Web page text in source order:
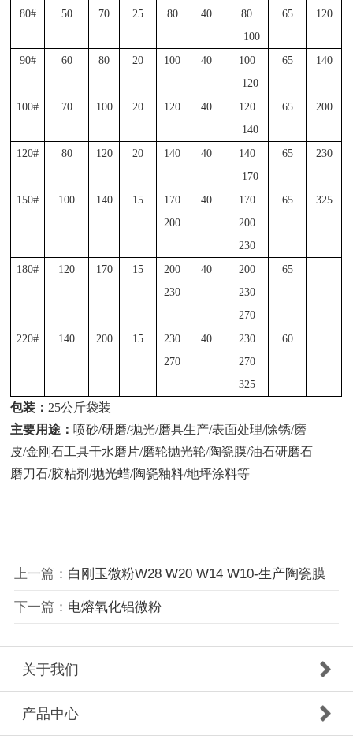
80# 50 70 25 80 40
80
100
65 120
90# 60 80 20 100 40
100
120
65 140
100# 70 100 20 120 40
120
140
65 200
120# 80 120 20 140 40
140
170
65 230
150# 100 140 15
170
200
40
170
200
230
65 325
180# 120 170 15
200
230
40
200
230
270
65
220# 140 200 15
230
270
40
230
270
325
60
包装： 25公斤袋装
主要用途： 喷砂/研磨/抛光/磨具生产/表面处理/除锈/磨
皮/金刚石工具干水磨片/磨轮抛光轮/陶瓷膜/油石研磨石
磨刀石/胶粘剂/抛光蜡/陶瓷釉料/地坪涂料等
上一篇： 白刚玉微粉W28 W20 W14 W10-生产陶瓷膜
下一篇： 电熔氧化铝微粉
关于我们
产品中心